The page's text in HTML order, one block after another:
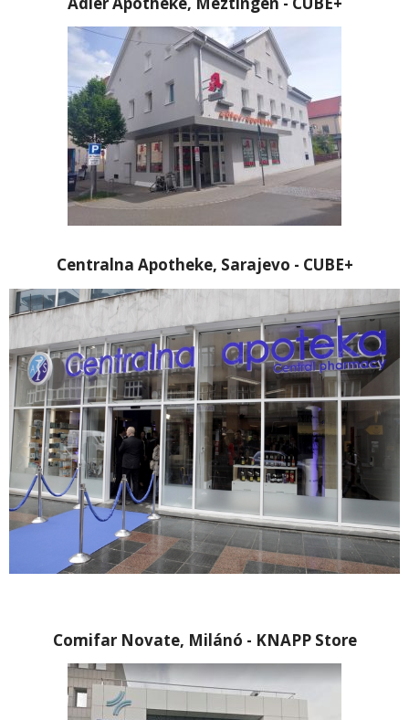
Centralna Apotheke, Sarajevo - CUBE+
Comifar Novate, Milánó - KNAPP Store